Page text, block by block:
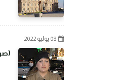
08 يوليو 2022